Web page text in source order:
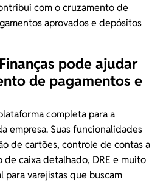
com o cruzamento de
aprovados e depósitos
pode ajudar
de pagamentos e
completa para a
empresa. Suas funcionalidades
de cartões, controle de contas a
de caixa detalhado, DRE e muito
para varejistas que buscam